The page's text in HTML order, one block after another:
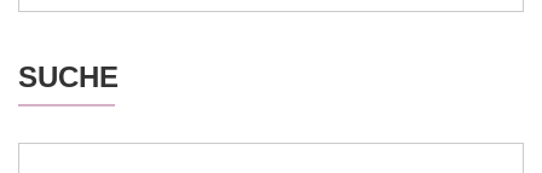
SUCHE